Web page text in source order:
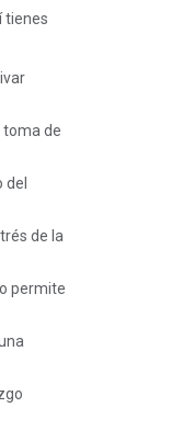
tienes
toma de
de la
permite